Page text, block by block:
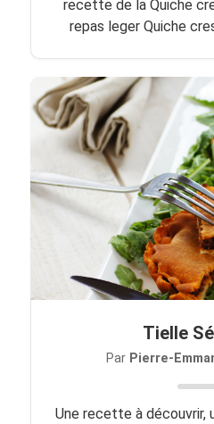
recette de la Quiche
repas leger Quiche
Tielle
Par Pierre-
Une recette à découvrir,